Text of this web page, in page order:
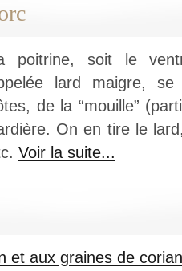
poitrine, soit le
lard maigre,
de la “mouille”
On en tire le
Voir la suite...
et aux graines de